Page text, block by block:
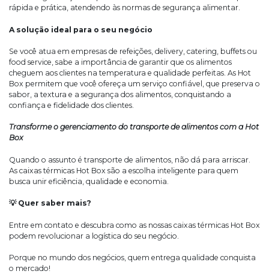
rápida e prática, atendendo às normas de segurança alimentar.
A solução ideal para o seu negócio
Se você atua em empresas de refeições, delivery, catering, buffets ou
food service, sabe a importância de garantir que os alimentos
cheguem aos clientes na temperatura e qualidade perfeitas. As Hot
Box permitem que você ofereça um serviço confiável, que preserva o
sabor, a textura e a segurança dos alimentos, conquistando a
confiança e fidelidade dos clientes.
Transforme o gerenciamento do transporte de alimentos com a Hot
Box
Quando o assunto é transporte de alimentos, não dá para arriscar.
As caixas térmicas Hot Box são a escolha inteligente para quem
busca unir eficiência, qualidade e economia.
💡 Quer saber mais?
Entre em contato e descubra como as nossas caixas térmicas Hot Box
podem revolucionar a logística do seu negócio.
Porque no mundo dos negócios, quem entrega qualidade conquista
o mercado!